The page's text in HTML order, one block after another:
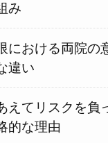
み
における両院の
違い
えてリスクを負
的な理由